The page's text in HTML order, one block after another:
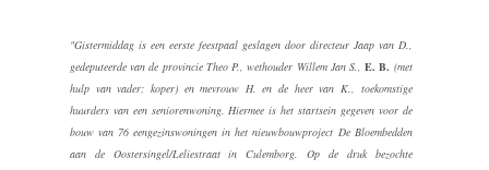
"Gistermiddag is een eerste feestpaal geslagen door directeur Jaap van D.,
gedeputeerde van de provincie Theo P., wethouder Willem Jan S.,E. B. (met
hulp van vader; koper) en mevrouw H. en de heer van K., toekomstige
huurders van een seniorenwoning. Hiermee is het startsein gegeven voor de
bouw van 76 eengezinswoningen in het nieuwbouwproject De Bloembedden
aan de Oostersingel/Leliestraat in Culemborg. Op de druk bezochte